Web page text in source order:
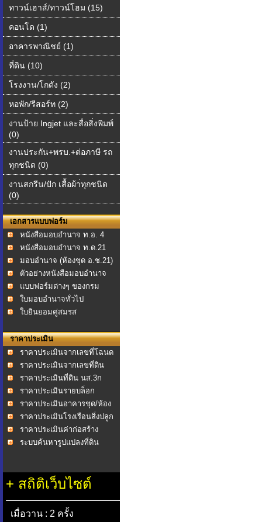
ทาวน์เฮาส์/ทาวน์โฮม (15)
คอนโด (1)
อาคารพาณิชย์ (1)
ที่ดิน (10)
โรงงาน/โกดัง (2)
หอพัก/รีสอร์ท (2)
งานป้าย Ingjet และสื่อสิ่งพิมพ์
(0)
งานประกัน+พรบ.+ต่อภาษี รถ
ทุกชนิด (0)
งานสกรีน/ปัก เสื้อผ้า่ทุกชนิด
(0)
เอกสารแบบฟอร์ม
หนังสือมอบอำนาจ ท.อ. 4
หนังสือมอบอำนาจ ท.ด.21
มอบอำนาจ (ห้องชุด อ.ช.21)
ตัวอย่างหนังสือมอบอำนาจ
แบบฟอร์มต่างๆ ของกรม
ที่ดิน
ใบมอบอำนาจทั่วไป
ใบยินยอมคู่สมรส
ราคาประเมิน
ราคาประเมินจากเลขที่โฉนด
ราคาประเมินจากเลขที่ดิน
ราคาประเมินที่ดิน นส.3ก
ราคาประเมินรายบล็อก
ราคาประเมินอาคารชุด/ห้อง
ชุด
ราคาประเมินโรงเรือนสิ่งปลูก
สร้าง ราคาประเมินค่าก่อสร้าง
อาคาร พ.ศ.2558
ระบบค้นหารูปแปลงที่ดิน
+ สถิติเว็บไซต์
เมื่อวาน : 2 ครั้ง